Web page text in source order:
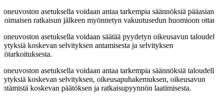
asetuksella voidaan antaa tarkempia säännöksiä pääasian
ratkaisun jälkeen myönnetyn vakuutusedun huomioon
asetuksella voidaan säätää pyydetyn oikeusavun
koskevan selvityksen antamisesta ja selvityksen
asetuksella voidaan antaa tarkempia säännöksiä
koskevan selvityksen, oikeusapuhakemuksen, oikeusavun
koskevan päätöksen ja ratkaisupyynnön laatimisesta.